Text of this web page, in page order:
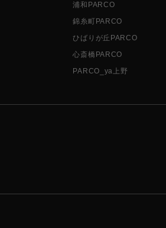
浦和PARCO
錦糸町PARCO
ひばりが丘PARCO
心斎橋PARCO
PARCO_ya上野